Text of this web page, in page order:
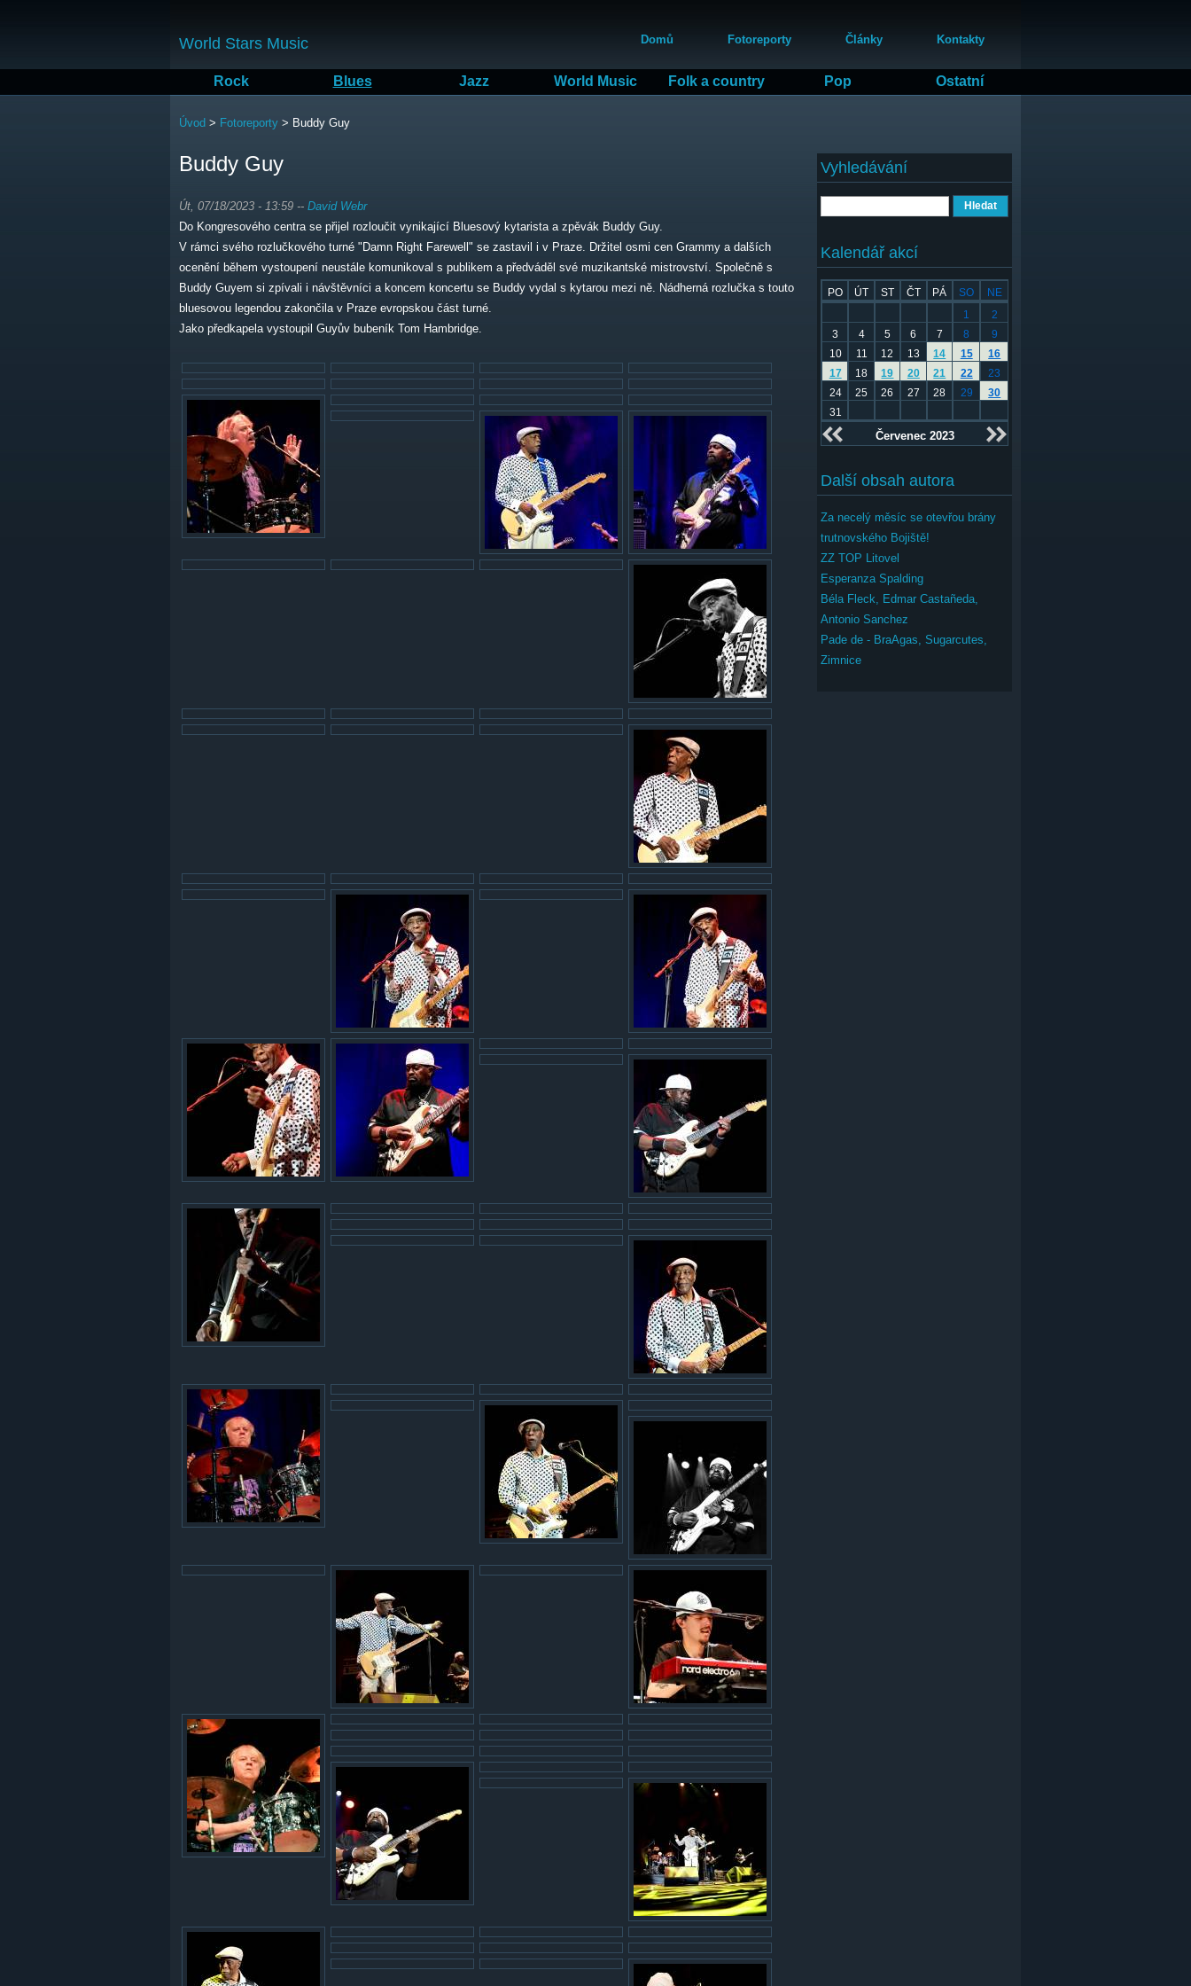
obsahu
World Stars Music Domů Fotoreporty Články Kontakty
Rock Blues Jazz World Music Folk a country Pop Ostatní
Jste zde
Úvod > Fotoreporty > Buddy Guy
Buddy Guy
Út, 07/18/2023 - 13:59 -- David Webr
Do Kongresového centra se přijel rozloučit vynikající Bluesový kytarista a zpěvák Buddy Guy.
V rámci svého rozlučkového turné "Damn Right Farewell" se zastavil i v Praze. Držitel osmi cen Grammy a dalších
ocenění během vystoupení neustále komunikoval s publikem a předváděl své muzikantské mistrovství. Společně s
Buddy Guyem si zpívali i návštěvníci a koncem koncertu se Buddy vydal s kytarou mezi ně. Nádherná rozlučka s touto
bluesovou legendou zakončila v Praze evropskou část turné.
Jako předkapela vystoupil Guyův bubeník Tom Hambridge.
Vyhledávání
Kalendář akcí
PO ÚT ST ČT PÁ SO
NE
1
2
3
4 5 6 7 8
9
10
11 12 13 14 15
16
17
18 19 20 21 22
23
24
25 26 27 28 29
30
31
Červenec 2023
Další obsah autora
Za necelý měsíc se otevřou brány
trutnovského Bojiště!
ZZ TOP Litovel
Esperanza Spalding
Béla Fleck, Edmar Castañeda,
Antonio Sanchez
Pade de - BraAgas, Sugarcutes,
Zimnice